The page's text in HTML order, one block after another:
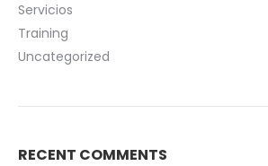
Servicios
Training
Uncategorized
RECENT COMMENTS